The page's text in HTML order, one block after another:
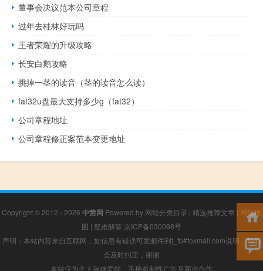
董事会决议范本公司章程
过年去桂林好玩吗
王者荣耀的升级攻略
长安白鹅攻略
挑掉一茎的读音（茎的读音怎么读）
fat32u盘最大支持多少g（fat32）
公司章程地址
公司章程修正案范本变更地址
Copyright © 2012 - 2026 中营网 Powered by 网站分类目录 | 精选推荐文章 | 网站地
图 | 疑难解答 京ICP备030098号
声明：本站内容来自互联网，如信息有错误可发邮件到f_fb#foxmail.com说明，我们
会及时纠正，谢谢
本站仅为个人兴趣爱好，不接盈利性广告及商业合作